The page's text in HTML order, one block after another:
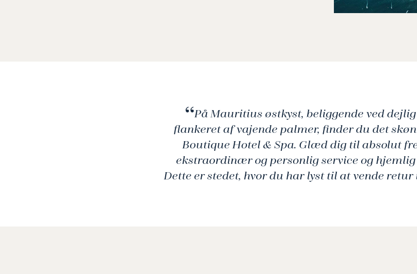
På Mauritius østkyst, beliggende ved
flankeret af vajende palmer, finder du det
Boutique Hotel & Spa. Glæd dig til absolut
ekstraordinær og personlig service og
Dette er stedet, hvor du har lyst til at vende retur